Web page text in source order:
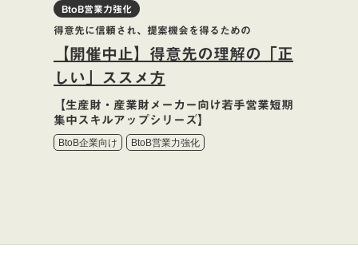
BtoB営業力強化
得意先に信頼され、提案機会を得るための
【開催中止】得意先の理解の「正
しい」ススメ方
【生産財・産業財メーカー向け若手営業短期
集中スキルアップシリーズ】
BtoB企業向け BtoB営業力強化